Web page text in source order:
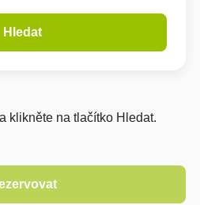
Hledat
klikněte na tlačítko Hledat.